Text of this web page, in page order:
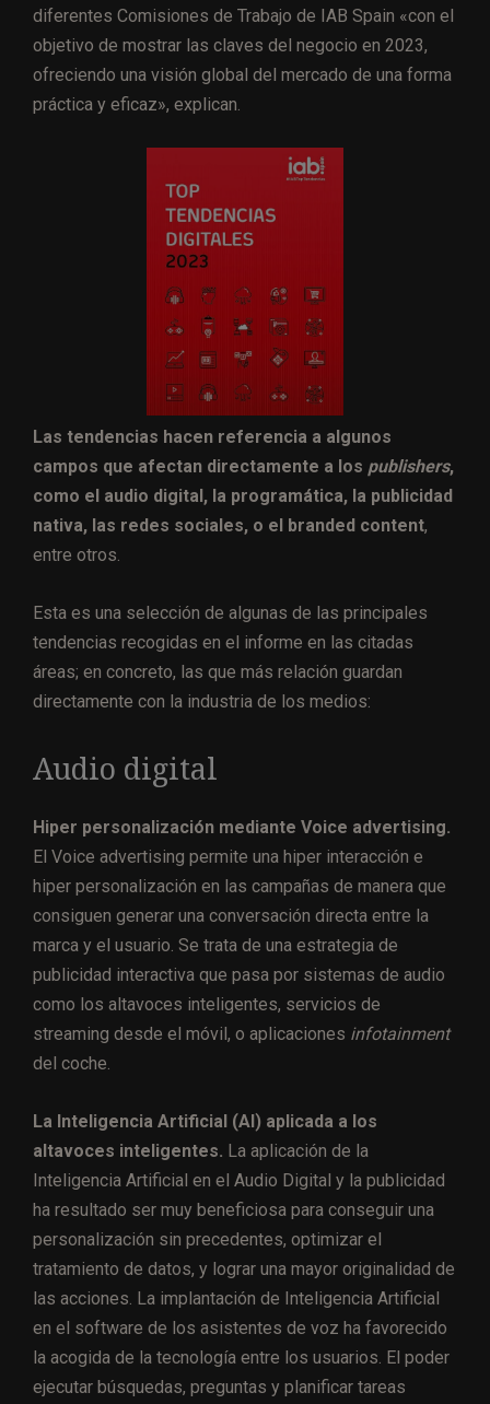
diferentes Comisiones de Trabajo de IAB Spain «con el
objetivo de mostrar las claves del negocio en 2023,
ofreciendo una visión global del mercado de una forma
práctica y eficaz», explican.
Las tendencias hacen referencia a algunos
campos que afectan directamente a los publishers,
como el audio digital, la programática, la publicidad
nativa, las redes sociales, o el branded content,
entre otros.
Esta es una selección de algunas de las principales
tendencias recogidas en el informe en las citadas
áreas; en concreto, las que más relación guardan
directamente con la industria de los medios:
Audio digital
Hiper personalización mediante Voice advertising.
El Voice advertising permite una hiper interacción e
hiper personalización en las campañas de manera que
consiguen generar una conversación directa entre la
marca y el usuario. Se trata de una estrategia de
publicidad interactiva que pasa por sistemas de audio
como los altavoces inteligentes, servicios de
streaming desde el móvil, o aplicaciones infotainment
del coche.
La Inteligencia Artificial (AI) aplicada a los
altavoces inteligentes. La aplicación de la
Inteligencia Artificial en el Audio Digital y la publicidad
ha resultado ser muy beneficiosa para conseguir una
personalización sin precedentes, optimizar el
tratamiento de datos, y lograr una mayor originalidad de
las acciones. La implantación de Inteligencia Artificial
en el software de los asistentes de voz ha favorecido
la acogida de la tecnología entre los usuarios. El poder
ejecutar búsquedas, preguntas y planificar tareas